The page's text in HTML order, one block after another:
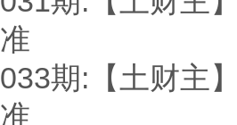
准
033期:【土财主
准